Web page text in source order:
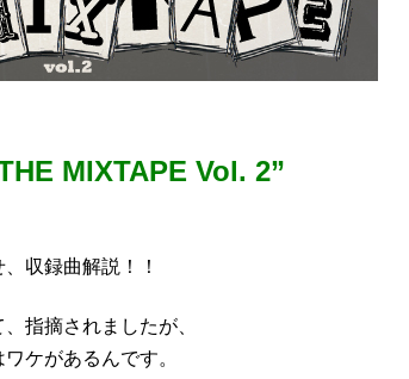
MIXTAPE Vol. 2”
収録曲解説！！
指摘されましたが、
ケがあるんです。